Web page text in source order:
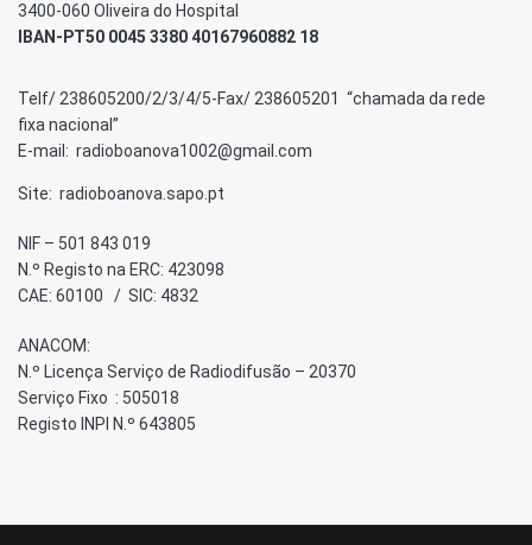
3400-060 Oliveira do Hospital
IBAN-PT50 0045 3380 40167960882 18
Telf/ 238605200/2/3/4/5-Fax/ 238605201 “chamada da rede
fixa nacional”
E-mail: radioboanova1002@gmail.com
Site: radioboanova.sapo.pt
NIF – 501 843 019
N.º Registo na ERC: 423098
CAE: 60100 / SIC: 4832
ANACOM:
N.º Licença Serviço de Radiodifusão – 20370
Serviço Fixo : 505018
Registo INPI N.º 643805